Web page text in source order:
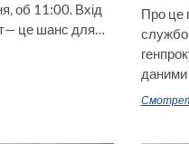
об 11:00. Вхід
це шанс для…
Про це